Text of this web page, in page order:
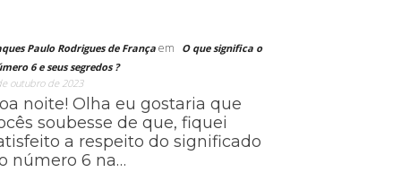
Paulo Rodrigues de França em
O que significa o
6 e seus segredos ?
outubro de 2023
noite! Olha eu gostaria que
soubesse de que, fiquei
a respeito do significado
número 6 na…